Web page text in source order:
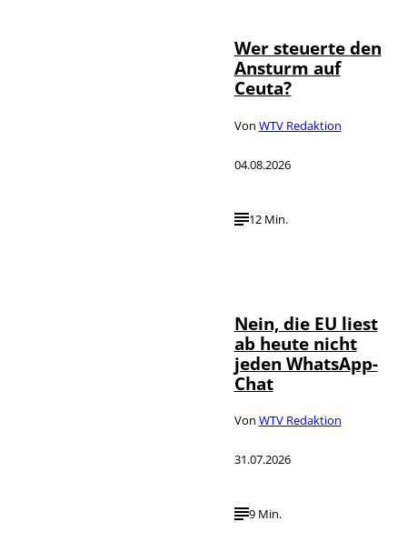
Wer steuerte den
Ansturm auf
Ceuta?
Von WTV Redaktion
04.08.2026
12 Min.
Nein, die EU liest
ab heute nicht
jeden WhatsApp-
Chat
Von WTV Redaktion
31.07.2026
9 Min.